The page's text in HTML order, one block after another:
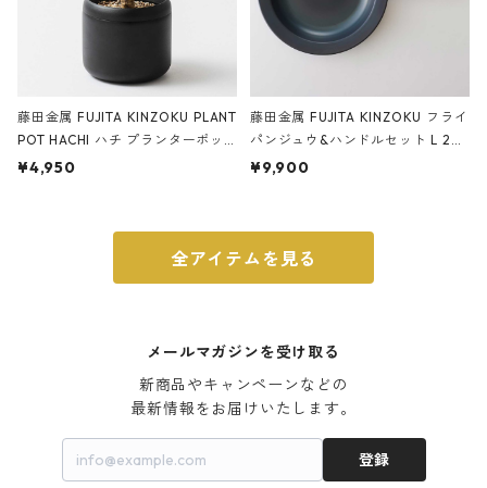
藤田金属 FUJITA KINZOKU PLANT
POT HACHI ハチ プランターポッ
ト 3号 ブラック
¥4,950
藤田金属 FUJITA KINZOKU フライ
パンジュウ&ハンドルセット L 24c
m ガス火・IH対応 鉄フライパン
¥9,900
全アイテムを見る
メールマガジンを受け取る
新商品やキャンペーンなどの
最新情報をお届けいたします。
登録